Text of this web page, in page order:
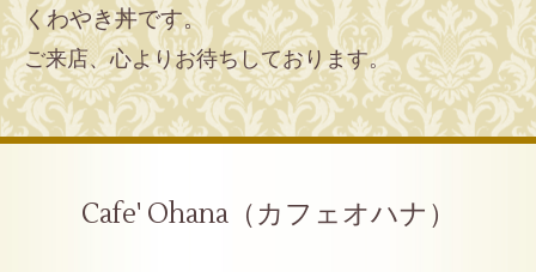
くわやき丼です。
ご来店、心よりお待ちしております。
Cafe' Ohana（カフェオハナ）